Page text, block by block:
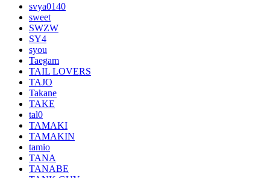
svya0140
sweet
SWZW
SY4
syou
Taegam
TAIL LOVERS
TAJO
Takane
TAKE
tal0
TAMAKI
TAMAKIN
tamio
TANA
TANABE